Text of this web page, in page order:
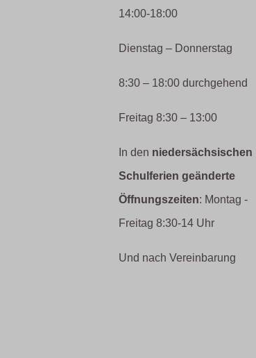
14:00-18:00
Dienstag – Donnerstag
8:30 – 18:00 durchgehend
Freitag 8:30 – 13:00
In den niedersächsischen
Schulferien geänderte
Öffnungszeiten: Montag -
Freitag 8:30-14 Uhr
Und nach Vereinbarung